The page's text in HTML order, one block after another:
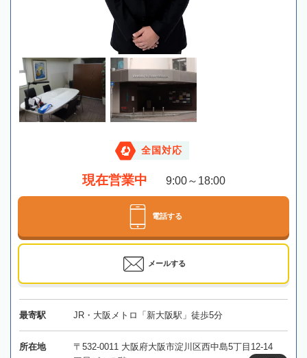
全国対応
現在営業中 9:00～18:00
電話する
メールする
最寄駅 JR・大阪メトロ「新大阪駅」徒歩5分
所在地
〒532-0011 大阪府大阪市淀川区西中島5丁目12-14